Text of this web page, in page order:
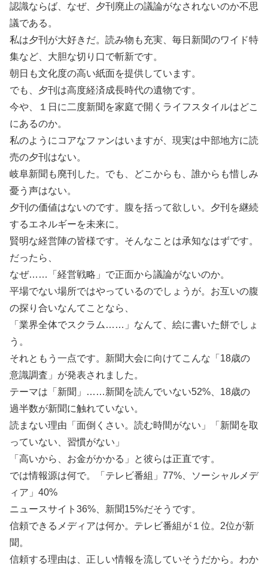
認識ならば、なぜ、夕刊廃止の議論がなされないのか不思
議である。
私は夕刊が大好きだ。読み物も充実、毎日新聞のワイド特
集など、大胆な切り口で斬新です。
朝日も文化度の高い紙面を提供しています。
でも、夕刊は高度経済成長時代の遺物です。
今や、１日に二度新聞を家庭で開くライフスタイルはどこ
にあるのか。
私のようにコアなファンはいますが、現実は中部地方に読
売の夕刊はない。
岐阜新聞も廃刊した。でも、どこからも、誰からも惜しみ
憂う声はない。
夕刊の価値はないのです。腹を括って欲しい。夕刊を継続
するエネルギーを未来に。
賢明な経営陣の皆様です。そんなことは承知なはずです。
だったら、
なぜ……「経営戦略」で正面から議論がないのか。
平場でない場所ではやっているのでしょうが。お互いの腹
の探り合いなんてことなら、
「業界全体でスクラム……」なんて、絵に書いた餅でしょ
う。
それともう一点です。新聞大会に向けてこんな「18歳の
意識調査」が発表されました。
テーマは「新聞」……新聞を読んでいない52%、18歳の
過半数が新聞に触れていない。
読まない理由「面倒くさい。読む時間がない」「新聞を取
っていない、習慣がない」
「高いから、お金がかかる」と彼らは正直です。
では情報源は何で。「テレビ番組」77%、ソーシャルメデ
ィア」40%
ニュースサイト36%、新聞15%だそうです。
信頼できるメディアは何か。テレビ番組が１位。2位が新
聞。
信頼する理由は、正しい情報を流していそうだから。わか